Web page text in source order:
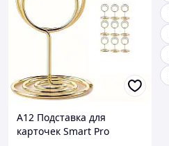
A12 Подставка для
карточек Smart Pro